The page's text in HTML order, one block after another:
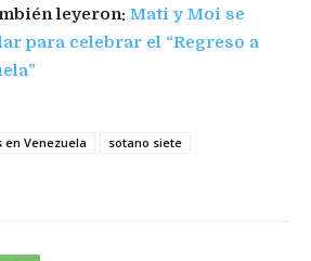
leyeron: Mati y Moi se
para celebrar el “Regreso a
en Venezuela
sotano siete